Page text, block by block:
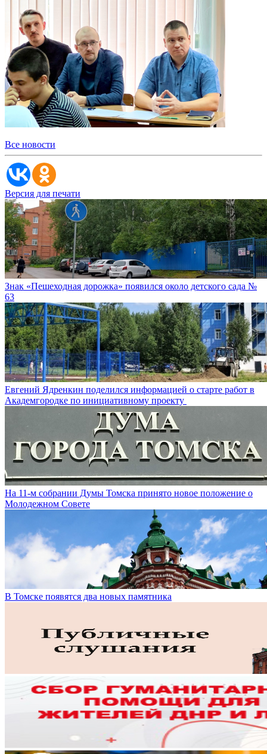
Все новости
Версия для печати
Знак «Пешеходная дорожка» появился около детского сада №
63
Евгений Ядренкин поделился информацией о старте работ в
Академгородке по инициативному проекту
На 11-м собрании Думы Томска принято новое положение о
Молодежном Совете
В Томске появятся два новых памятника